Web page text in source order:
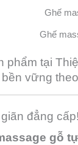
Ghế
tại
vững
đẳng cấp!
gỗ